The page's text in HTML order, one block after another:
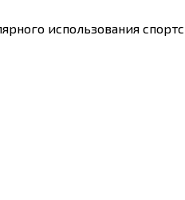
использования